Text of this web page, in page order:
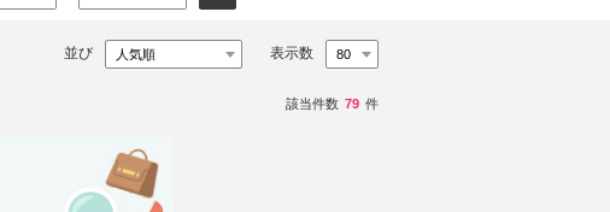
並び 表示数
該当件数 79 件